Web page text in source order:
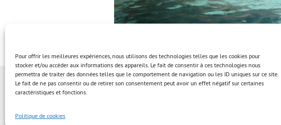
Pour offrir les meilleures expériences, nous utilisons des technologies telles que les cookies pour
stocker et/ou accéder aux informations des appareils. Le fait de consentir à ces technologies nous
permettra de traiter des données telles que le comportement de navigation ou les ID uniques sur ce site.
Le fait de ne pas consentir ou de retirer son consentement peut avoir un effet négatif sur certaines
caractéristiques et fonctions.
Politique de cookies